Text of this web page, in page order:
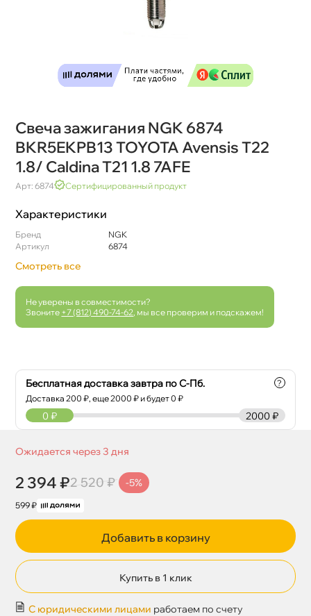
Свеча зажигания NGK 6874
BKR5EKPB13 TOYOTA Avensis T22
1.8/ Caldina T21 1.8 7AFE
Арт: 6874 Сертифицированный продукт
Характеристики
Бренд
NGK
Артикул
6874
Смотреть все
Не уверены в совместимости?
Звоните +7 (812) 490-74-62 , мы все проверим и подскажем!
Бесплатная доставка завтра по С-Пб.
Доставка200 ₽, еще2000 ₽ и будет 0 ₽
?
2000 ₽
0 ₽
Ожидается через 3 дня
2 394 ₽2 520 ₽ -5%
599 ₽
Добавить в корзину
Купить в 1 клик
С юридическими лицами работаем по счету